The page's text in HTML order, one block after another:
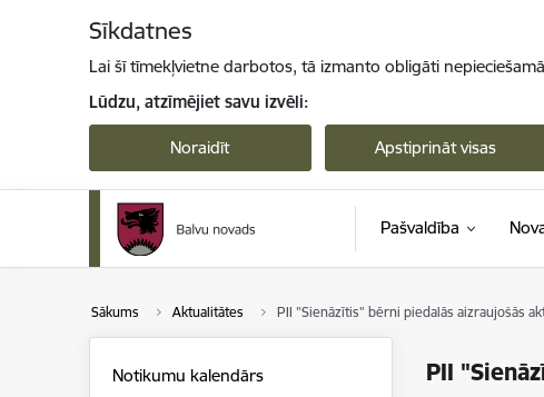
Sīkdatnes
Lai šī tīmekļvietne darbotos, tā izmanto obligāti
Lūdzu, atzīmējiet savu izvēli:
Noraidīt Apstiprināt visas
Pašvaldība
Sākums Aktualitātes PII "Sienāzītis" bērni piedalās aizraujošās
PII
Notikumu kalendārs